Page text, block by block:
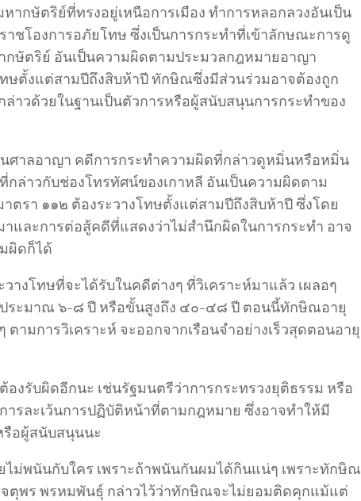
ากษัตริย์ที่ทรงอยู่เหนือการเมือง ทำการหลอกลวงอันเป็น
าชโองการอภัยโทษ ซึ่งเป็นการกระทำที่เข้าลักษณะการดู
กษัตริย์ อันเป็นความผิดตามประมวลกฎหมายอาญา
ทษตั้งแต่สามปีถึงสิบห้าปี ทักษิณซึ่งมีส่วนร่วมอาจต้องถูก
าวด้วยในฐานเป็นตัวการหรือผู้สนับสนุนการกระทำของ
ศาลอาญา คดีการกระทำความผิดที่กล่าวดูหมิ่นหรือหมิ่น
ล่าวกับช่องโทรทัศน์ของเกาหลี อันเป็นความผิดตาม
ตรา ๑๑๒ ต้องระวางโทษตั้งแต่สามปีถึงสิบห้าปี ซึ่งโดย
และการต่อสู้คดีที่แสดงว่าไม่สำนึกผิดในการกระทำ อาจ
ผิดก็ได้
างโทษที่จะได้รับในคดีต่างๆ ที่วิเคราะห์มาแล้ว เผลอๆ
ระมาณ ๖-๘ ปี หรือขั้นสูงถึง ๔๐-๔๘ ปี ตอนนี้ทักษิณอายุ
ามการวิเคราะห์ จะออกจากเรือนจำอย่างเร็วสุดตอนอายุ
งรับผิดอีกนะ เช่นรัฐมนตรีว่าการกระทรวงยุติธรรม หรือ
ารละเว้นการปฏิบัติหน้าที่ตามกฎหมาย ซึ่งอาจทำให้มี
รือผู้สนับสนุนนะ
ไม่พนันกับใคร เพราะถ้าพนันกันผมได้กินแน่ๆ เพราะทักษิณ
ตุพร พรหมพันธุ์ กล่าวไว้ว่าทักษิณจะไม่ยอมติดคุกแม้แต่